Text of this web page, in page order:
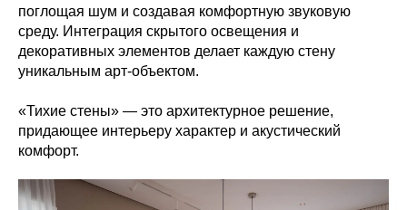
поглощая шум и создавая комфортную звуковую
среду. Интеграция скрытого освещения и
декоративных элементов делает каждую стену
уникальным арт-объектом.
«Тихие стены» — это архитектурное решение,
придающее интерьеру характер и акустический
комфорт.